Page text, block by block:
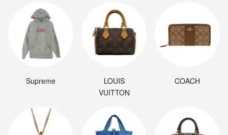
Supreme
LOUIS
VUITTON
COACH